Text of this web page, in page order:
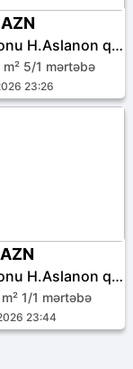
Xətai rayonu H.Aslanon qəs.
m² 5/1 mərtəbə
23:26
Xətai rayonu H.Aslanon qəs.
1/1 mərtəbə
23:44